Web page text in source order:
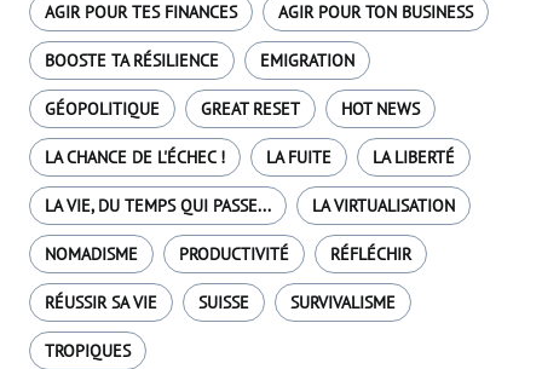
AGIR POUR TES FINANCES AGIR POUR TON BUSINESS
BOOSTE TA RÉSILIENCE EMIGRATION
GÉOPOLITIQUE GREAT RESET HOT NEWS
LA CHANCE DE L'ÉCHEC ! LA FUITE LA LIBERTÉ
LA VIE, DU TEMPS QUI PASSE... LA VIRTUALISATION
NOMADISME PRODUCTIVITÉ RÉFLÉCHIR
RÉUSSIR SA VIE SUISSE SURVIVALISME
TROPIQUES